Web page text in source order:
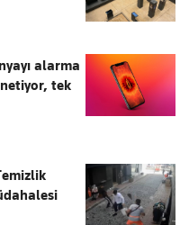
alarma
tek